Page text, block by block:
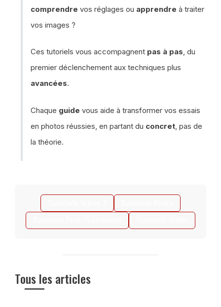
comprendre vos réglages ou apprendre à traiter
vos images ?
Ces tutoriels vous accompagnent pas à pas, du
premier déclenchement aux techniques plus
avancées.
Chaque guide vous aide à transformer vos essais
en photos réussies, en partant du concret , pas de
la théorie.
Tous les articles